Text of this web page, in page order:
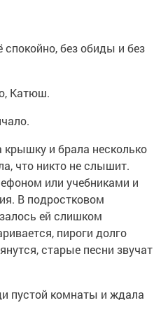
без обиды и без
Катюш.
и брала несколько
что никто не слышит.
или учебниками и
В подростковом
ей слишком
пироги долго
старые песни звучат
пустой комнаты и ждала